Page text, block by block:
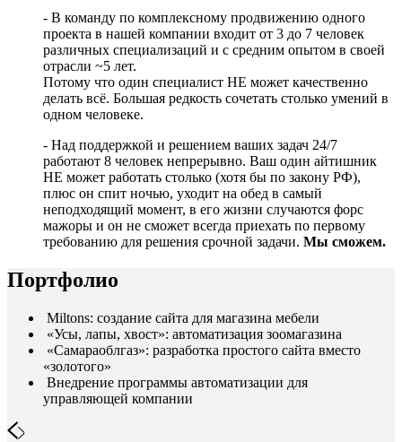
- В команду по комплексному продвижению одного
проекта в нашей компании входит от 3 до 7 человек
различных специализаций и с средним опытом в своей
отрасли ~5 лет.
Потому что один специалист НЕ может качественно
делать всё. Большая редкость сочетать столько умений в
одном человеке.
- Над поддержкой и решением ваших задач 24/7
работают 8 человек непрерывно. Ваш один айтишник
НЕ может работать столько (хотя бы по закону РФ),
плюс он спит ночью, уходит на обед в самый
неподходящий момент, в его жизни случаются форс
мажоры и он не сможет всегда приехать по первому
требованию для решения срочной задачи. Мы сможем.
Портфолио
Miltons: создание сайта для магазина мебели
«Усы, лапы, хвост»: автоматизация зоомагазина
«Самараоблгаз»: разработка простого сайта вместо
«золотого»
Внедрение программы автоматизации для
управляющей компании